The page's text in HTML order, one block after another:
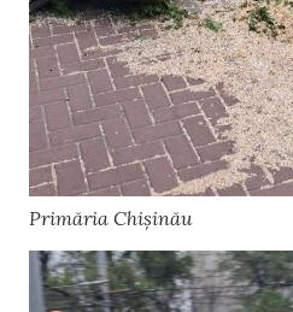
Primăria Chișinău